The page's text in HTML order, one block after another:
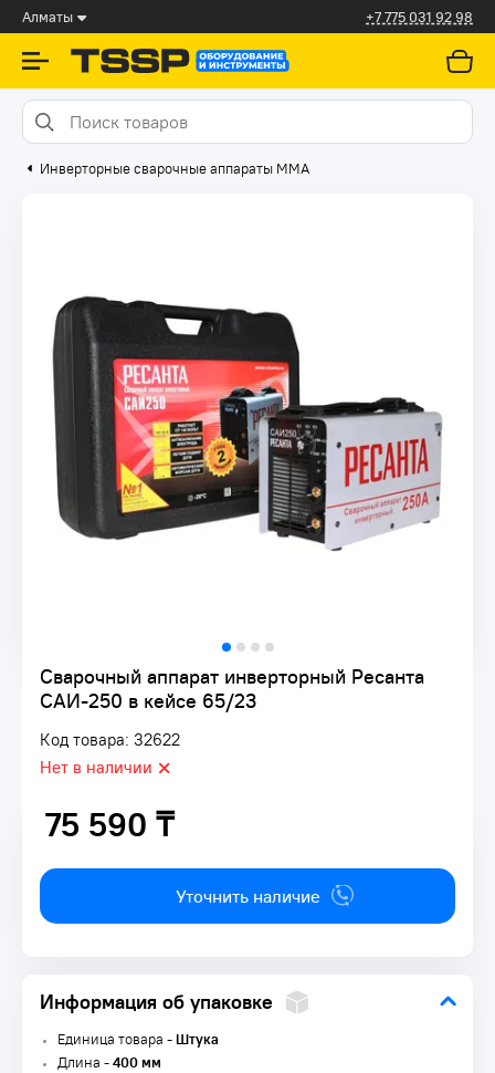
Алматы +7 775 031 92 98
Инверторные сварочные аппараты ММА
Сварочный аппарат инверторный Ресанта
САИ-250 в кейсе 65/23
Код товара: 32622
Нет в наличии
75 590 ₸
75 590 ₸
Уточнить наличие
Информация об упаковке
Единица товара -Штука
Длина -400 мм